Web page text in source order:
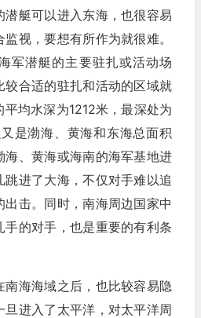
潜艇可以进入东海，也很容易
视，要想有所作为就很难。
军潜艇的主要驻扎或活动场
较合适的驻扎和活动的区域就
平均水深为1212米，最深处为
是渤海、黄海和东海总面积
海、黄海或海南的海军基地进
跳进了大海，不仅对手难以追
出击。同时，南海周边国家中
手的对手，也是重要的有利条
南海海域之后，也比较容易隐
旦进入了太平洋，对太平洋周